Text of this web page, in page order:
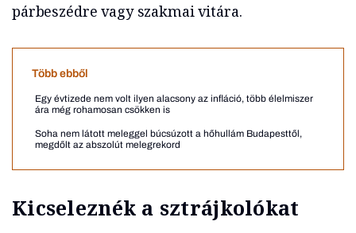
párbeszédre vagy szakmai vitára.
Több ebből
Egy évtizede nem volt ilyen alacsony az infláció, több élelmiszer
ára még rohamosan csökken is
Soha nem látott meleggel búcsúzott a hőhullám Budapesttől,
megdőlt az abszolút melegrekord
Kicseleznék a sztrájkolókat